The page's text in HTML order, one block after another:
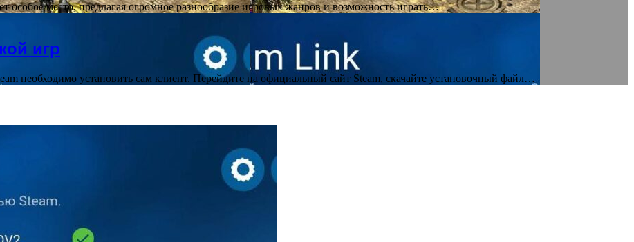
место, предлагая огромное разнообразие игровых жанров и возможность играть…
игр
необходимо установить сам клиент. Перейдите на официальный сайт Steam, скачайте установочный файл…